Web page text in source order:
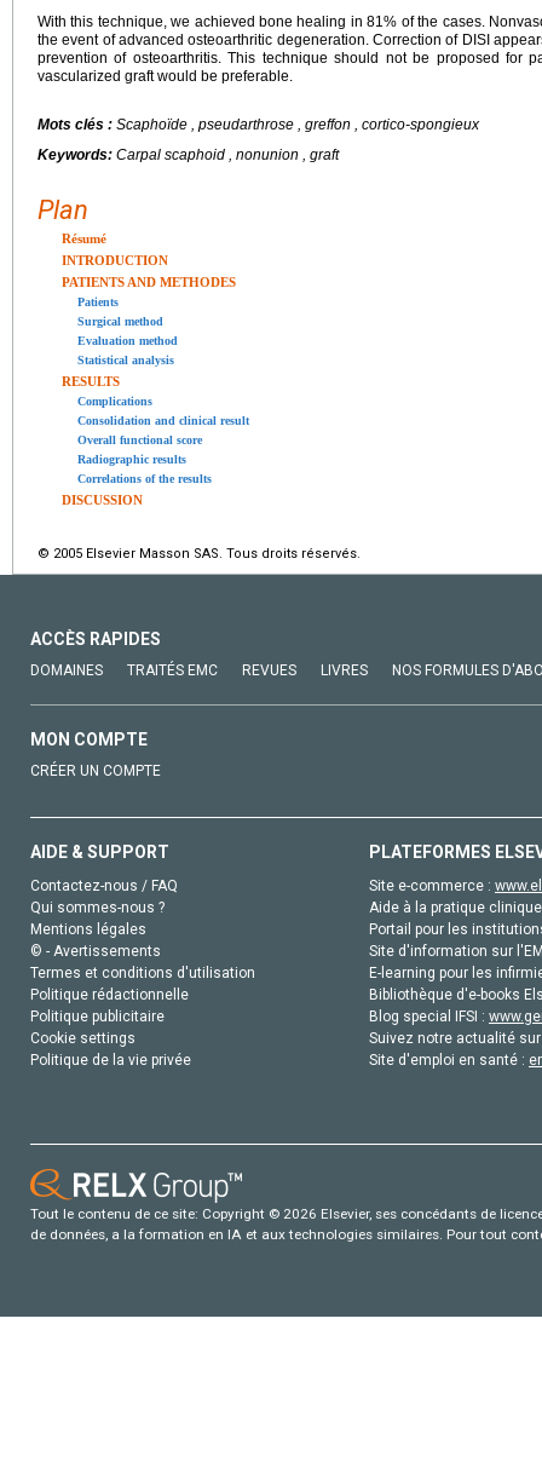
With this technique, we achieved bone healing in 81% of the cases.
the event of advanced osteoarthritic degeneration. Correction of DISI
prevention of osteoarthritis. This technique should not be proposed for
vascularized graft would be preferable.
Mots clés : Scaphoïde , pseudarthrose , greffon , cortico-spongieux
Keywords: Carpal scaphoid , nonunion , graft
Plan
Résumé
INTRODUCTION
PATIENTS AND METHODES
Patients
Surgical method
Evaluation method
Statistical analysis
RESULTS
Complications
Consolidation and clinical result
Overall functional score
Radiographic results
Correlations of the results
DISCUSSION
© 2005 Elsevier Masson SAS. Tous droits réservés.
ACCÈS RAPIDES
DOMAINES TRAITÉS EMC REVUES LIVRES NOS FORMULES
MON COMPTE
CRÉER UN COMPTE
AIDE & SUPPORT
Contactez-nous / FAQ
Qui sommes-nous ?
Mentions légales
© - Avertissements
Termes et conditions d'utilisation
Politique rédactionnelle
Politique publicitaire
Cookie settings
Politique de la vie privée
PLATEFORMES
Site e-commerce :
Aide à la pratique
Portail pour les
Site d'information sur
E-learning pour les
Bibliothèque d'e-books
Blog special IFSI :
Suivez notre actualité
Site d'emploi en santé :
Tout le contenu de ce site: Copyright © 2026 Elsevier, ses concédants de
de données, a la formation en IA et aux technologies similaires. Pour tout